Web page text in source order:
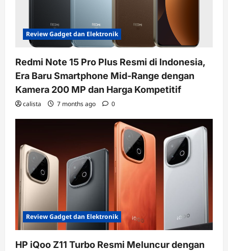
Review Gadget dan Elektronik
Redmi Note 15 Pro Plus Resmi di Indonesia,
Era Baru Smartphone Mid-Range dengan
Kamera 200 MP dan Harga Kompetitif
calista 7 months ago 0
Review Gadget dan Elektronik
HP iQoo Z11 Turbo Resmi Meluncur dengan